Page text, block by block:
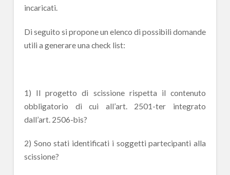
incaricati.
Di seguito si propone un elenco di possibili domande
utili a generare una check list:
1) Il progetto di scissione rispetta il contenuto
obbligatorio di cui all’art. 2501-ter integrato
dall’art. 2506-bis?
2) Sono stati identificati i soggetti partecipanti alla
scissione?